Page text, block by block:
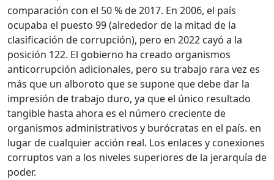
comparación con el 50 % de 2017. En 2006, el país
ocupaba el puesto 99 (alrededor de la mitad de la
clasificación de corrupción), pero en 2022 cayó a la
posición 122. El gobierno ha creado organismos
anticorrupción adicionales, pero su trabajo rara vez es
más que un alboroto que se supone que debe dar la
impresión de trabajo duro, ya que el único resultado
tangible hasta ahora es el número creciente de
organismos administrativos y burócratas en el país. en
lugar de cualquier acción real. Los enlaces y conexiones
corruptos van a los niveles superiores de la jerarquía de
poder.